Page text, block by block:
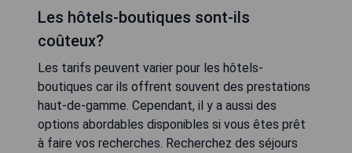
Les hôtels-boutiques sont-ils
coûteux?
Les tarifs peuvent varier pour les hôtels-
boutiques car ils offrent souvent des prestations
haut-de-gamme. Cependant, il y a aussi des
options abordables disponibles si vous êtes prêt
à faire vos recherches. Recherchez des séjours